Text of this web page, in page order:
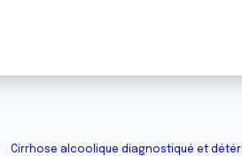
Cirrhose alcoolique diagnostiqué et